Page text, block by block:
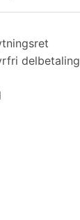
delbetaling